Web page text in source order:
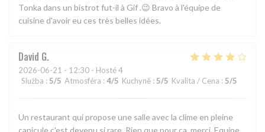
Tonka dans un bistrot fut-il à Gif .😉 Bravo à l'équipe de
cuisine d'avoir eu ces très belles idées.
David G
2026-06-21 - 12:30 - Hosté 4
Služba : 5/5 Atmosféra : 4/5 Kuchyně : 5/5 Kvalita / Cena : 5/5
Un restaurant qui propose une salle avec la clime en pleine
canicule c'est devenu si rare. Rien que pour ça, merci. Equipe